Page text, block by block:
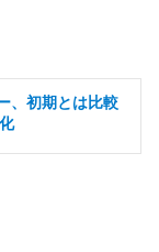
、初期とは比較